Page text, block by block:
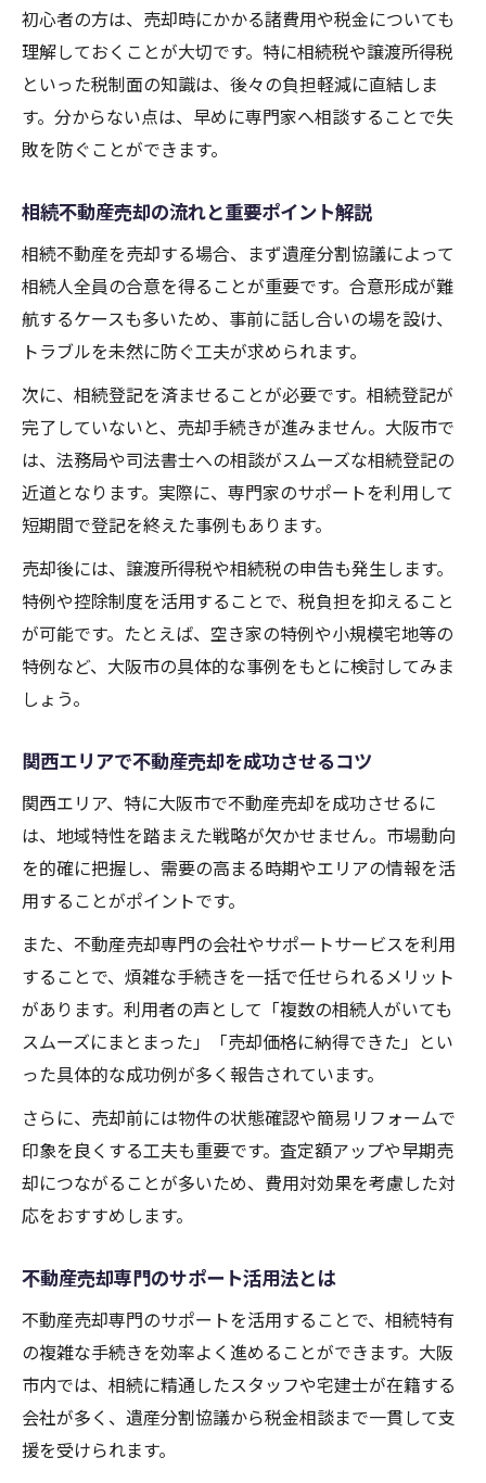
ット
関西エリアの不動産売却に強いサポートを
活用
不動産売買と相続を両立させる実践的ノウ
ハウ
コツ
大阪市の相続不動産売却で合意形成を図る
方法
介
不動産会社スタッフによる円滑な調整支援
相続不動産売却時に必要な話し合いポイン
ト
大阪市で不動産売却時の税金対策ポイント
不動産売却専門スタッフが教える節税ノウ
ハウ
不動産売買で利用できる税制特例を押さえ
る
相続不動産売却と税負担軽減の実践策
相続不動産をスムーズに換金する実践ステップ
大阪市で不動産売却を迅速に進める段取り
関西不動産売却のスムーズな現金化手順
不動産売却専門業者の査定依頼活用法
売買活動の効率化とトラブル回避実例
スタッフ紹介で安心できるサポート体制
初心者の方は、売却時にかかる諸費用や税金についても
理解しておくことが大切です。特に相続税や譲渡所得税
といった税制面の知識は、後々の負担軽減に直結しま
す。分からない点は、早めに専門家へ相談することで失
敗を防ぐことができます。
相続不動産売却の流れと重要ポイント解説
相続不動産を売却する場合、まず遺産分割協議によって
相続人全員の合意を得ることが重要です。合意形成が難
航するケースも多いため、事前に話し合いの場を設け、
トラブルを未然に防ぐ工夫が求められます。
次に、相続登記を済ませることが必要です。相続登記が
完了していないと、売却手続きが進みません。大阪市で
は、法務局や司法書士への相談がスムーズな相続登記の
近道となります。実際に、専門家のサポートを利用して
短期間で登記を終えた事例もあります。
売却後には、譲渡所得税や相続税の申告も発生します。
特例や控除制度を活用することで、税負担を抑えること
が可能です。たとえば、空き家の特例や小規模宅地等の
特例など、大阪市の具体的な事例をもとに検討してみま
しょう。
関西エリアで不動産売却を成功させるコツ
関西エリア、特に大阪市で不動産売却を成功させるに
は、地域特性を踏まえた戦略が欠かせません。市場動向
を的確に把握し、需要の高まる時期やエリアの情報を活
用することがポイントです。
また、不動産売却専門の会社やサポートサービスを利用
することで、煩雑な手続きを一括で任せられるメリット
があります。利用者の声として「複数の相続人がいても
スムーズにまとまった」「売却価格に納得できた」とい
った具体的な成功例が多く報告されています。
さらに、売却前には物件の状態確認や簡易リフォームで
印象を良くする工夫も重要です。査定額アップや早期売
却につながることが多いため、費用対効果を考慮した対
応をおすすめします。
不動産売却専門のサポート活用法とは
不動産売却専門のサポートを活用することで、相続特有
の複雑な手続きを効率よく進めることができます。大阪
市内では、相続に精通したスタッフや宅建士が在籍する
会社が多く、遺産分割協議から税金相談まで一貫して支
援を受けられます。